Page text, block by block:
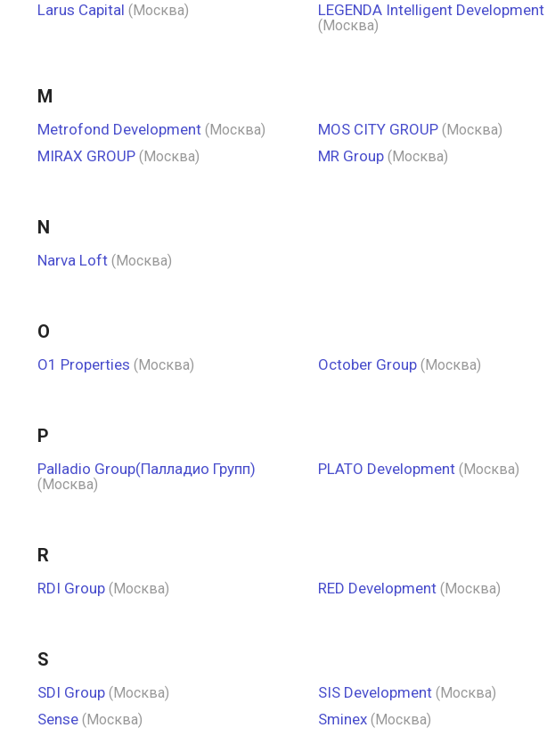
Larus Capital (Москва) LEGENDA Intelligent Development
(Москва)
M
Metrofond Development (Москва)
MIRAX GROUP (Москва)
MOS CITY GROUP (Москва)
MR Group (Москва)
N
Narva Loft (Москва)
O
O1 Properties (Москва) October Group (Москва)
P
Palladio Group(Палладио Групп)
(Москва)
PLATO Development (Москва)
R
RDI Group (Москва) RED Development (Москва)
S
SDI Group (Москва)
Sense (Москва)
SIS Development (Москва)
Sminex (Москва)